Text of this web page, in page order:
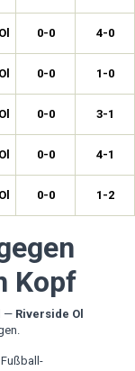
0-0 4-0
0-0 1-0
0-0 3-1
0-0 4-1
0-0 1-2
Kopf
— Riverside Ol